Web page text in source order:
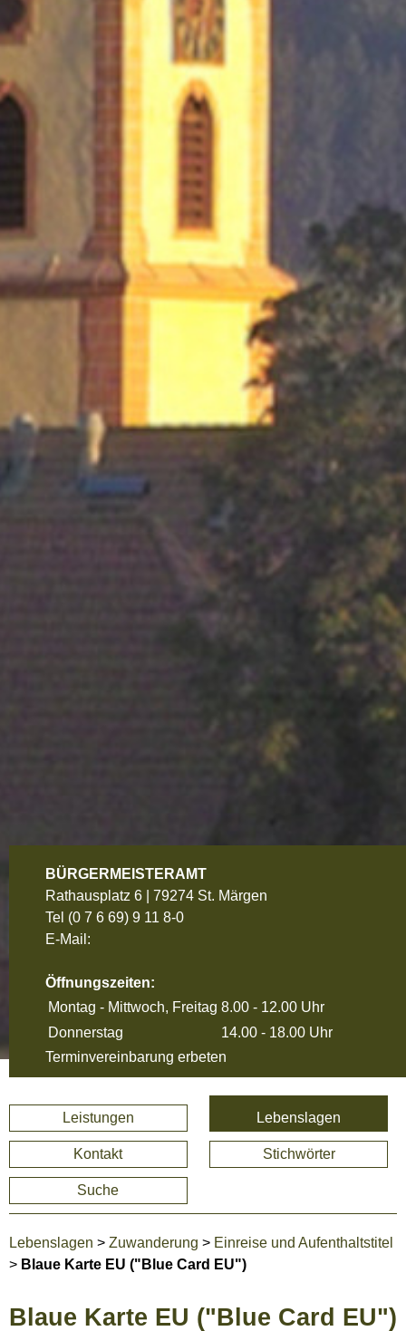
BÜRGERMEISTERAMT
Rathausplatz 6 | 79274 St. Märgen
Tel (0 7 6 69) 9 11 8-0
E-Mail:
Öffnungszeiten:
Montag - Mittwoch, Freitag 8.00 - 12.00 Uhr
Donnerstag
14.00 - 18.00 Uhr
Terminvereinbarung erbeten
Leistungen Lebenslagen
Kontakt Stichwörter
Suche
Lebenslagen > Zuwanderung > Einreise und Aufenthaltstitel
> Blaue Karte EU ("Blue Card EU")
Blaue Karte EU ("Blue Card EU")